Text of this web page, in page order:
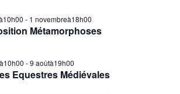
Métamorphoses
- 1 novembreà18h00
Equestres Médiévales
-9 aoûtà19h00